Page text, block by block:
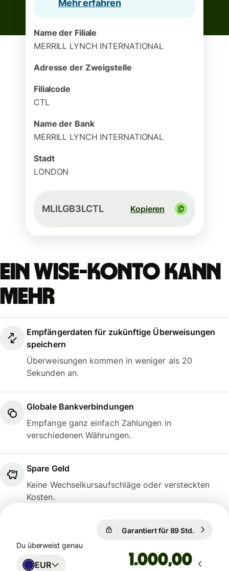
Mehr erfahren
Name der Filiale
MERRILL LYNCH INTERNATIONAL
Adresse der Zweigstelle
Filialcode
CTL
Name der Bank
MERRILL LYNCH INTERNATIONAL
Stadt
LONDON
MLILGB3LCTL Kopieren
Ein Wise-Konto kann
mehr
Empfängerdaten für zukünftige Überweisungen
speichern
Überweisungen kommen in weniger als 20
Sekunden an.
Globale Bankverbindungen
Empfange ganz einfach Zahlungen in
verschiedenen Währungen.
Spare Geld
Keine Wechselkursaufschläge oder versteckten
Kosten.
Garantiert für 89 Std.
Du überweist genau
EUR ,00